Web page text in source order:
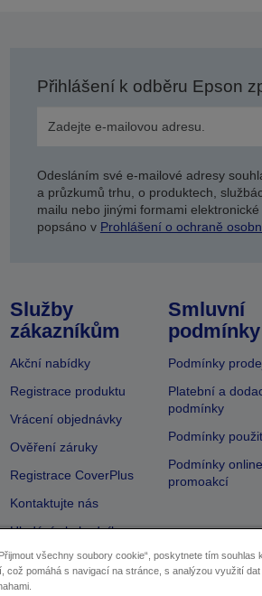
Přihlášení k odběru Epson
Odesláním své e-mailové adresy
a průzkumů trhu, o produktech,
mailu nebo jinými formami
popsáno v Prohlášení o ochraně
Služby
zákazníkům
Akční nabídky
Registrace produktu
Vrácení objednávky
Ověření záruky
Registrace CoverPlus
Kontaktujte nás
Hledání obchodníka
Smluvní
podmínky
Podmínky
Platební a
podmínky
Podmínky
Podmínky online
promoakcí
všechny soubory cookie“, poskytnete tím souhlas
což pomáhá s navigací na stránce, s analýzou využití dat